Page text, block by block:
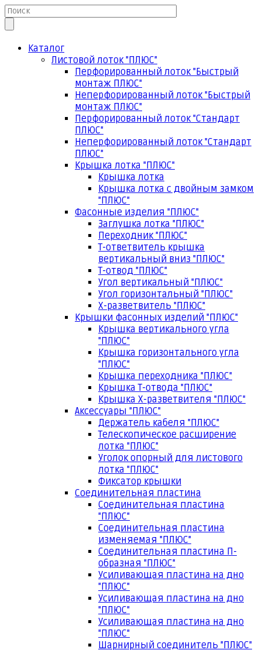
Каталог
Листовой лоток "ПЛЮС"
Перфорированный лоток "Быстрый
монтаж ПЛЮС"
Неперфорированный лоток "Быстрый
монтаж ПЛЮС"
Перфорированный лоток "Стандарт
ПЛЮС"
Неперфорированный лоток "Стандарт
ПЛЮС"
Крышка лотка "ПЛЮС"
Крышка лотка
Крышка лотка с двойным замком
"ПЛЮС"
Фасонные изделия "ПЛЮС"
Заглушка лотка "ПЛЮС"
Переходник "ПЛЮС"
Т-ответвитель крышка
вертикальный вниз "ПЛЮС"
Т-отвод "ПЛЮС"
Угол вертикальный "ПЛЮС"
Угол горизонтальный "ПЛЮС"
Х-разветвитель "ПЛЮС"
Крышки фасонных изделий "ПЛЮС"
Крышка вертикального угла
"ПЛЮС"
Крышка горизонтального угла
"ПЛЮС"
Крышка переходника "ПЛЮС"
Крышка Т-отвода "ПЛЮС"
Крышка Х-разветвителя "ПЛЮС"
Аксессуары "ПЛЮС"
Держатель кабеля "ПЛЮС"
Телескопическое расширение
лотка "ПЛЮС"
Уголок опорный для листового
лотка "ПЛЮС"
Фиксатор крышки
Соединительная пластина
Соединительная пластина
"ПЛЮС"
Соединительная пластина
изменяемая "ПЛЮС"
Соединительная пластина П-
образная "ПЛЮС"
Усиливающая пластина на дно
"ПЛЮС"
Усиливающая пластина на дно
"ПЛЮС"
Усиливающая пластина на дно
"ПЛЮС"
Шарнирный соединитель "ПЛЮС"